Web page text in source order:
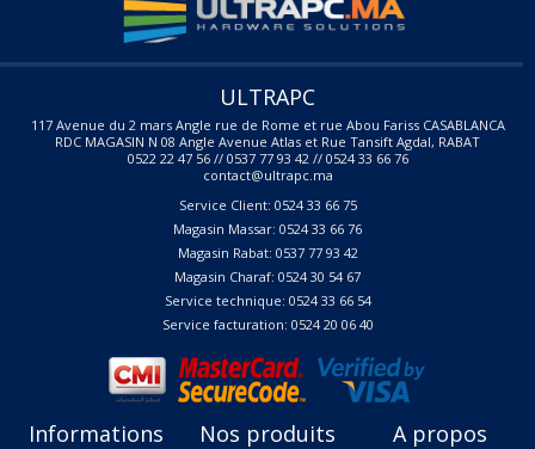
ULTRAPC
117 Avenue du 2 mars Angle rue de Rome et rue Abou Fariss CASABLANCA
RDC MAGASIN N 08 Angle Avenue Atlas et Rue Tansift Agdal, RABAT
0522 22 47 56 // 0537 77 93 42 // 0524 33 66 76
contact@ultrapc.ma
Service Client: 0524 33 66 75
Magasin Massar: 0524 33 66 76
Magasin Rabat: 0537 77 93 42
Magasin Charaf: 0524 30 54 67
Service technique: 0524 33 66 54
Service facturation: 0524 20 06 40
Informations Nos produits A propos